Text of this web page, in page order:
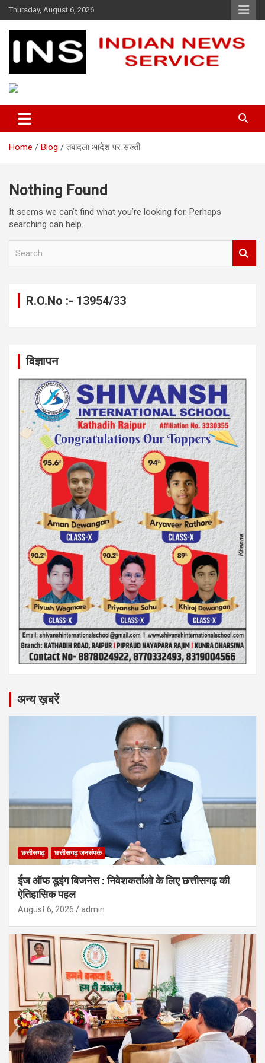
Skip
to
content
Thursday, August 6, 2026
Indian News Service
Home Blog तबादला आदेश पर सख्ती
Nothing Found
It seems we can’t find what you’re looking for. Perhaps
searching can help.
R.O.No :- 13954/33
विज्ञापन
अन्य ख़बरें
छत्तीसगढ़ छत्तीसगढ़ जनसंपर्क
ईज ऑफ डूइंग बिजनेस : निवेशकर्ताओ के लिए छत्तीसगढ़ की
ऐतिहासिक पहल
August 6, 2026 admin